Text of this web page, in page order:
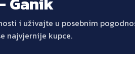
i uživajte u posebnim
najvjernije kupce.